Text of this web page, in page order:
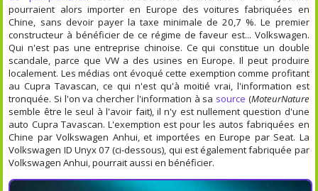
pourraient alors importer en Europe des voitures fabriquées en
Chine, sans devoir payer la taxe minimale de 20,7 %. Le premier
constructeur à bénéficier de ce régime de faveur est... Volkswagen.
Qui n'est pas une entreprise chinoise. Ce qui constitue un double
scandale, parce que VW a des usines en Europe. Il peut produire
localement. Les médias ont évoqué cette exemption comme profitant
au Cupra Tavascan, ce qui n'est qu'à moitié vrai, l'information est
tronquée. Si l'on va chercher l'information à sa source (MoteurNature
semble être le seul à l'avoir fait), il n'y est nullement question d'une
auto Cupra Tavascan. L'exemption est pour les autos fabriquées en
Chine par Volkswagen Anhui, et importées en Europe par Seat. La
Volkswagen ID Unyx 07 (ci-dessous), qui est également fabriquée par
Volkswagen Anhui, pourrait aussi en bénéficier.